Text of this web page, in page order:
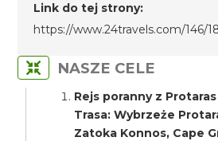
Link do tej strony:
https://www.24travels.com/146/
NASZE CELE
Rejs poranny z Protaras
Trasa: Wybrzeże
Zatoka Konnos, Cape